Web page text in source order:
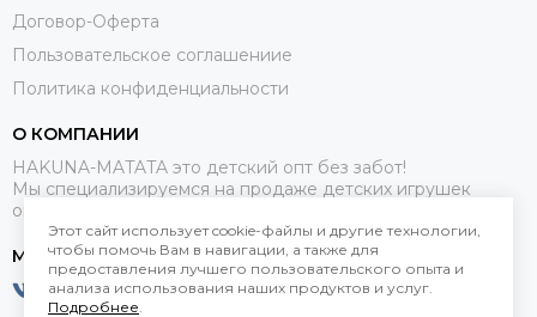
Договор-Оферта
Пользовательское соглашениие
Политика конфиденциальности
О КОМПАНИИ
HAKUNA-MATATA это детский опт без забот!
Мы специализируемся на продаже детских игрушек
оптом.
МЕССЕНДЖЕРЫ
Этот сайт использует cookie-файлы и другие технологии,
чтобы помочь Вам в навигации, а также для
предоставления лучшего пользовательского опыта и
анализа использования наших продуктов и услуг.
Подробнее.